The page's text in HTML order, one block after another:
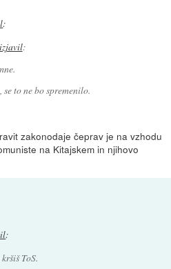
:
izjavil:
to ne bo spremenilo.
zakonodaje čeprav je na vzhodu
na Kitajskem in njihovo
:
ToS.